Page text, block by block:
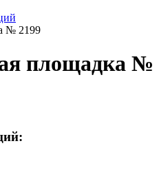
№ 2199
площадка №